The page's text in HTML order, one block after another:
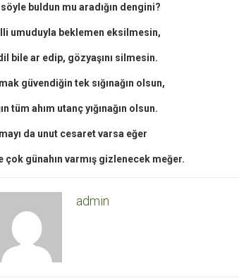
buldun mu aradığın dengini?
umuduyla beklemen eksilmesin,
bile ar edip, gözyaşını silmesin.
güvendiğin tek sığınağın olsun,
tüm ahım utanç yığınağın olsun.
da unut cesaret varsa eğer
çok günahın varmış gizlenecek meğer.
admin